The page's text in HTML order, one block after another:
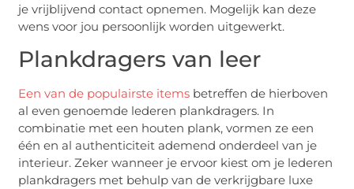
je vrijblijvend contact opnemen. Mogelijk kan deze
wens voor jou persoonlijk worden uitgewerkt.
Plankdragers van leer
Een van de populairste items betreffen de hierboven
al even genoemde lederen plankdragers. In
combinatie met een houten plank, vormen ze een
één en al authenticiteit ademend onderdeel van je
interieur. Zeker wanneer je ervoor kiest om je lederen
plankdragers met behulp van de verkrijgbare luxe